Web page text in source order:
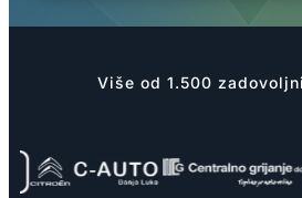
Više od 1.500